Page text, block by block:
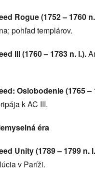
Rogue (1752 – 1760
pohľad templárov.
III (1760 – 1783 n. l.).
Oslobodenie (1765 –
k AC III.
éra
Unity (1789 – 1799 n.
v Paríži.